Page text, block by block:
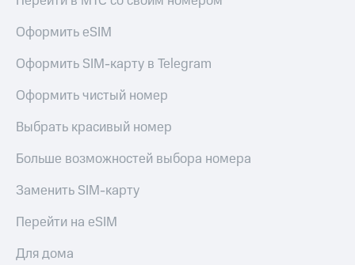
и
часы
и
дом
Планшеты
Акции
скидки
Оформить eSIM
Оформить SIM-карту в Telegram
Оформить чистый номер
Выбрать красивый номер
Больше возможностей выбора номера
Заменить SIM-карту
Перейти на eSIM
Для дома